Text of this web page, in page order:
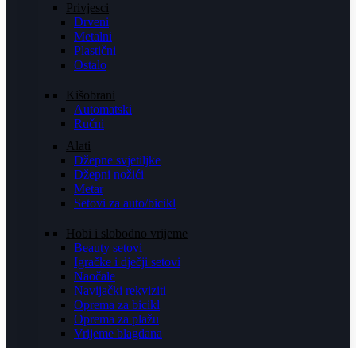
Privjesci
Drveni
Metalni
Plastični
Ostalo
Kišobrani
Automatski
Ručni
Alati
Džepne svjetiljke
Džepni nožići
Metar
Setovi za auto/bicikl
Hobi i slobodno vrijeme
Beauty setovi
Igračke i dječji setovi
Naočale
Navijački rekviziti
Oprema za bicikl
Oprema za plažu
Vrijeme blagdana